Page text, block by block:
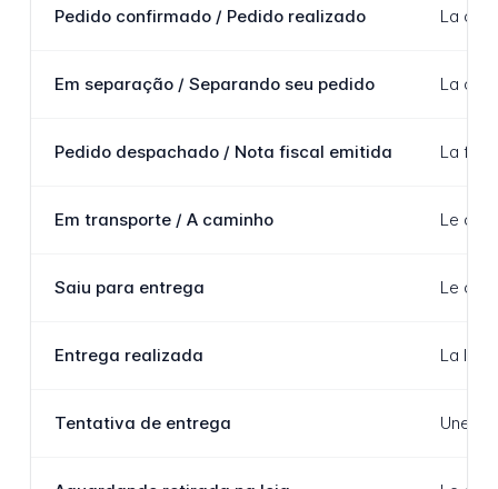
Pedido confirmado / Pedido realizado La
Em separação / Separando seu pedido La
Pedido despachado / Nota fiscal emitida La
Em transporte / A caminho Le
Saiu para entrega Le
Entrega realizada La
Tentativa de entrega Une